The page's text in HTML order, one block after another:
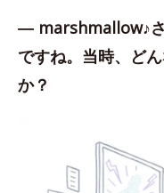
― marshmallow♪さ
ですね。当時、ど
か？